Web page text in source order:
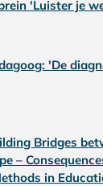
'Luister je
'De
Bridges
–
in